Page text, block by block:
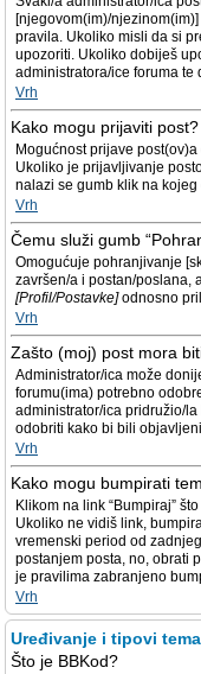
[njegovom(im)/
pravila. Ukoliko misli da si
upozoriti. Ukoliko dobiješ
administratora/ice foruma te
Vrh
Kako mogu prijaviti post?
Mogućnost prijave
Ukoliko je prijavljivanje
nalazi se gumb klik na
Vrh
Čemu služi gumb
Omogućuje pohranjivanje
završen/a i postan/poslana,
[Profil/Postavke]odnosno
Vrh
Zašto (moj) post mora
Administrator/ica može
forumu(ima) potrebno
administrator/ica pridružio/
odobriti kako bi bili
Vrh
Kako mogu bumpirati
Klikom na link “Bumpiraj”
Ukoliko ne vidiš link,
vremenski period od
postanjem posta, no, obrati
je pravilima zabranjeno
Vrh
Uređivanje i tipovi tema
Što je BBKod?